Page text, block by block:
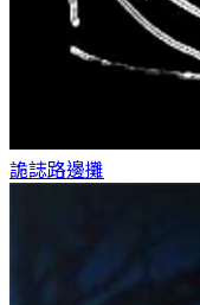
詭誌路邊攤